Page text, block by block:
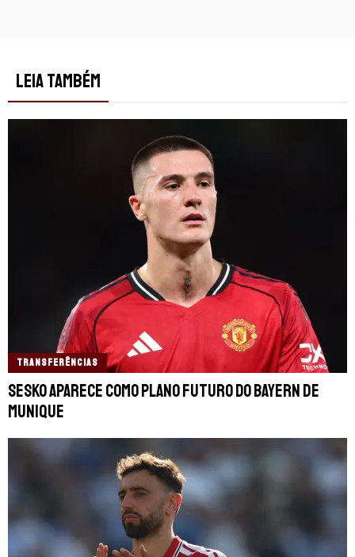
LEIA TAMBÉM
TRANSFERÊNCIAS
Sesko aparece como plano futuro do Bayern de
Munique